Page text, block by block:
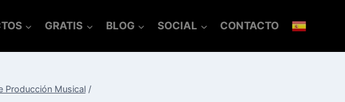
GRATIS BLOG SOCIAL CONTACTO
Producción Musical /